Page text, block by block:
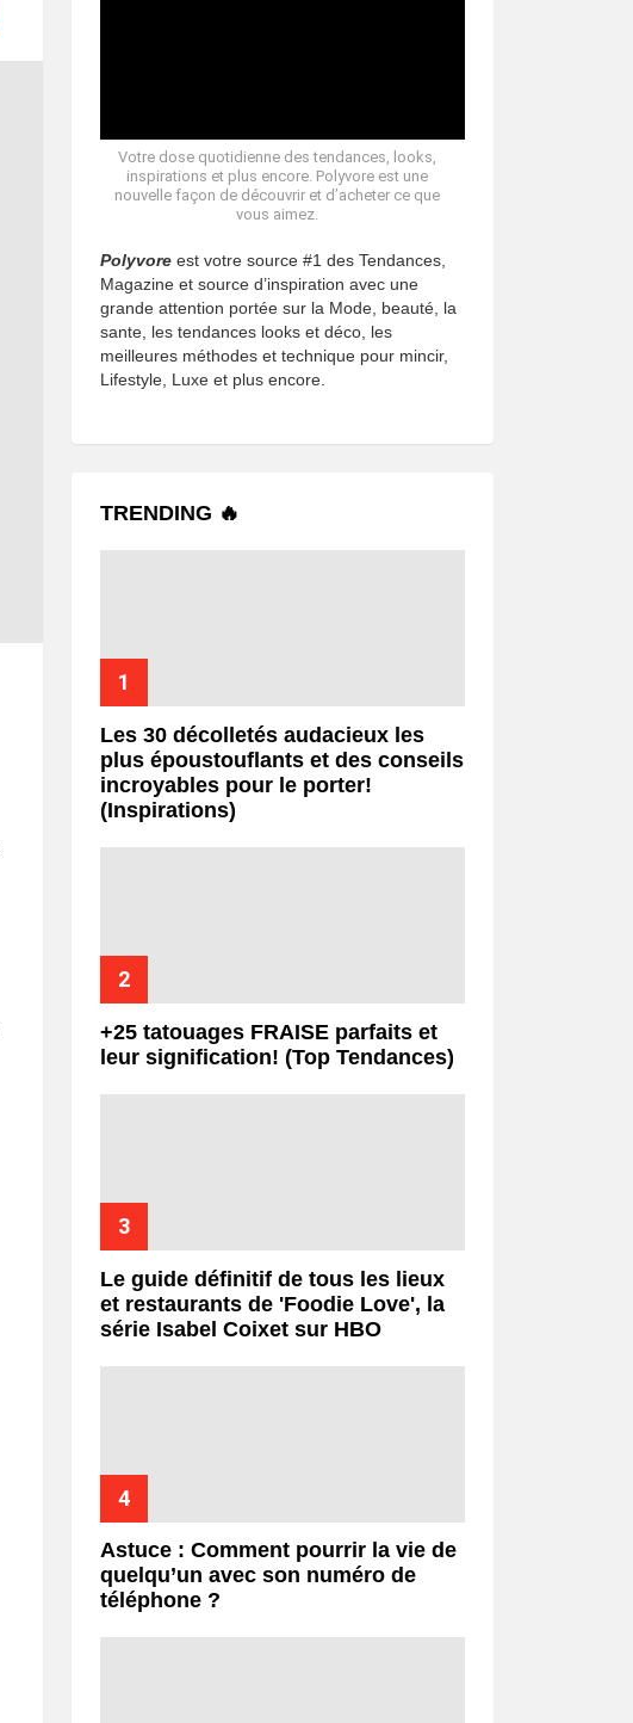
Votre dose quotidienne des tendances, looks,
inspirations et plus encore. Polyvore est une
nouvelle façon de découvrir et d’acheter ce que
vous aimez.
Polyvore est votre source #1 des Tendances,
Magazine et source d’inspiration avec une
grande attention portée sur la Mode, beauté, la
sante, les tendances looks et déco, les
meilleures méthodes et technique pour mincir,
Lifestyle, Luxe et plus encore.
TRENDING 🔥
Les 30 décolletés audacieux les
plus époustouflants et des conseils
incroyables pour le porter!
(Inspirations)
+25 tatouages ​​FRAISE parfaits et
leur signification! (Top Tendances)
Le guide définitif de tous les lieux
et restaurants de 'Foodie Love', la
série Isabel Coixet sur HBO
Astuce : Comment pourrir la vie de
quelqu’un avec son numéro de
téléphone ?